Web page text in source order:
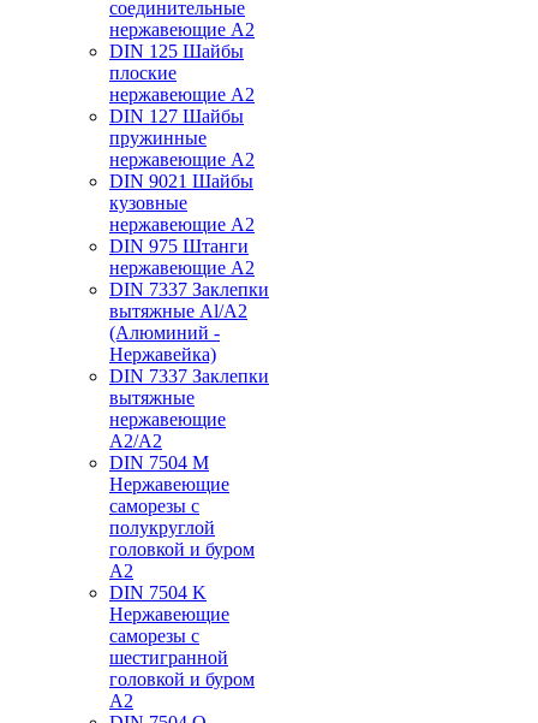
соединительные
нержавеющие А2
DIN 125 Шайбы
плоские
нержавеющие А2
DIN 127 Шайбы
пружинные
нержавеющие А2
DIN 9021 Шайбы
кузовные
нержавеющие А2
DIN 975 Штанги
нержавеющие А2
DIN 7337 Заклепки
вытяжные Al/A2
(Алюминий -
Нержавейка)
DIN 7337 Заклепки
вытяжные
нержавеющие
A2/A2
DIN 7504 M
Нержавеющие
саморезы с
полукруглой
головкой и буром
А2
DIN 7504 K
Нержавеющие
саморезы с
шестигранной
головкой и буром
А2